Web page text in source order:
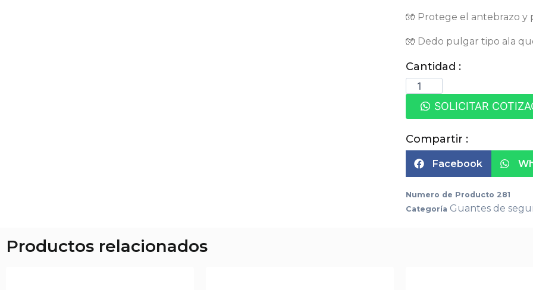
🧤 Protege el antebrazo
🧤 Dedo pulgar tipo ala
Cantidad :
SOLICITAR
Compartir :
Facebook
Numero de Producto 281
Categoría Guantes de
Productos relacionados